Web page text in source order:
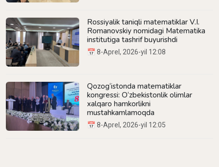
Rossiyalik taniqli matematiklar V.I.
Romanovskiy nomidagi Matematika
institutiga tashrif buyurishdi
📅 8-Aprel, 2026-yil 12:08
Qozog‘istonda matematiklar
kongressi: O‘zbekistonlik olimlar
xalqaro hamkorlikni
mustahkamlamoqda
📅 8-Aprel, 2026-yil 12:05